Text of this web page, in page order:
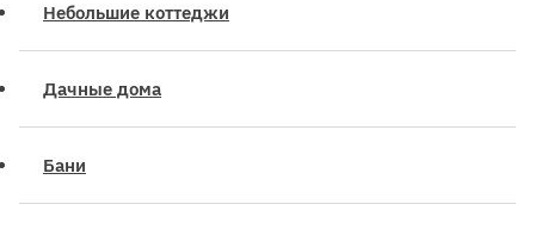
Небольшие коттеджи
Дачные дома
Бани